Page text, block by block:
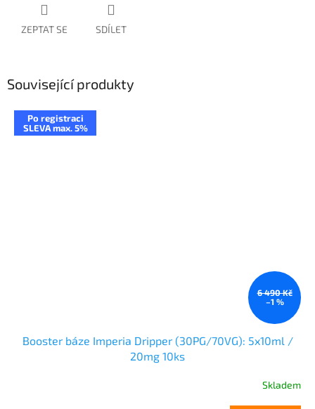
ZEPTAT SE SDÍLET
Související produkty
Po registraci
SLEVA max. 5%
6 490 Kč
–1 %
Booster báze Imperia Dripper (30PG/70VG): 5x10ml /
20mg 10ks
Skladem